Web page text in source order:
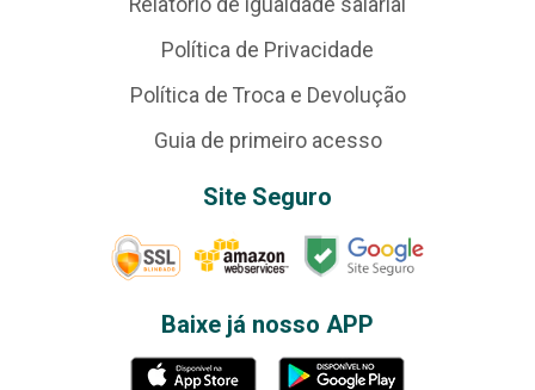
Relatório de igualdade salarial
Política de Privacidade
Política de Troca e Devolução
Guia de primeiro acesso
Site Seguro
Baixe já nosso APP